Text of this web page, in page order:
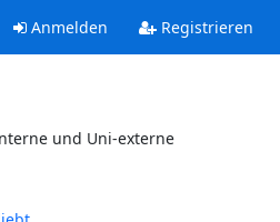
Anmelden Registrieren
und Uni-externe